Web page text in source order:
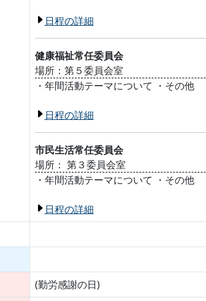
日程の詳細
健康福祉常任委員会
場所：第５委員会室
・年間活動テーマについて ・その他
日程の詳細
市民生活常任委員会
場所： 第３委員会室
・年間活動テーマについて ・その他
日程の詳細
(勤労感謝の日)